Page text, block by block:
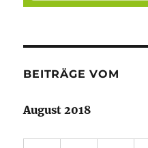
BEITRÄGE VOM
August 2018